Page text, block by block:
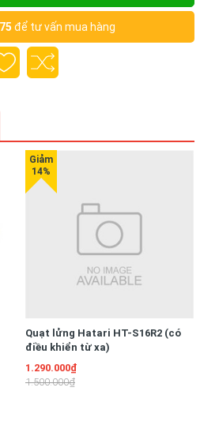
để tư vấn mua hàng
Quạt lửng Hatari HT-S16R2 (có
điều khiển từ xa)
1.290.000₫
1.500.000₫